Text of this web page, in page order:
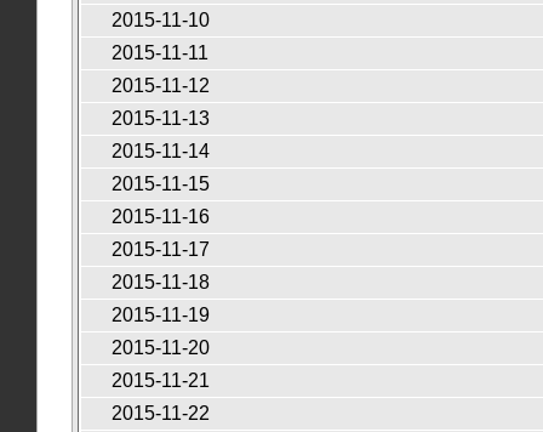
2015-11-10
2015-11-11
2015-11-12
2015-11-13
2015-11-14
2015-11-15
2015-11-16
2015-11-17
2015-11-18
2015-11-19
2015-11-20
2015-11-21
2015-11-22